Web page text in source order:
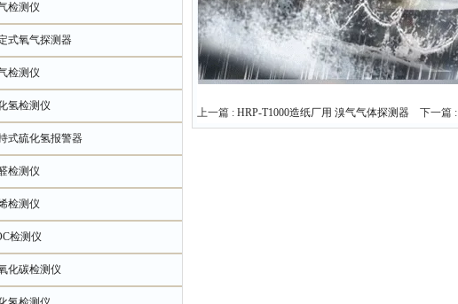
检测仪
式氧气探测器
检测仪
氢检测仪
式硫化氢报警器
检测仪
检测仪
检测仪
化碳检测仪
上一篇 : HRP-T1000造纸厂用 溴气气体探测器 下一篇 :